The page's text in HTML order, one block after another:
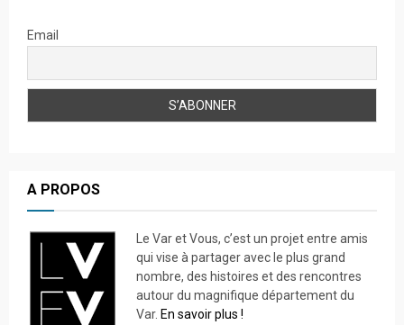
Email
A PROPOS
Le Var et Vous, c’est un projet entre amis
qui vise à partager avec le plus grand
nombre, des histoires et des rencontres
autour du magnifique département du
Var. En savoir plus !